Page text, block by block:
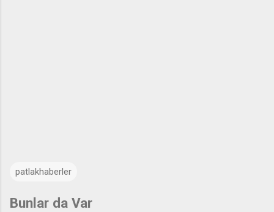
patlakhaberler
Bunlar da Var